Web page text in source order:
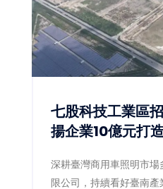
七股科技工業區
揚企業10億元打
深耕臺灣商用車照明市
限公司，持續看好臺南